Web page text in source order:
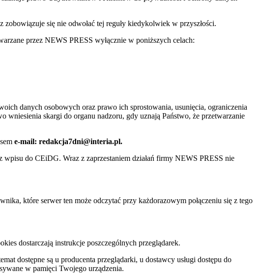
się nie odwołać tej reguły kiedykolwiek w przyszłości.
przez NEWS PRESS wyłącznie w poniższych celach:
danych osobowych oraz prawo ich sprostowania, usunięcia, ograniczenia
skargi do organu nadzoru, gdy uznają Państwo, że przetwarzanie
e-mail: redakcja7dni@interia.pl.
do CEiDG. Wraz z zaprzestaniem działań firmy NEWS PRESS nie
które serwer ten może odczytać przy każdorazowym połączeniu się z tego
dostarczają instrukcje poszczególnych przeglądarek.
dostępne są u producenta przeglądarki, u dostawcy usługi dostępu do
w pamięci Twojego urządzenia.